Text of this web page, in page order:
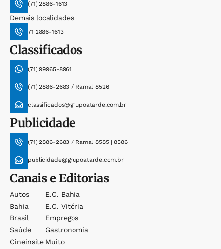
(71) 2886-1613
Demais localidades
71 2886-1613
Classificados
(71) 99965-8961
(71) 2886-2683 / Ramal 8526
classificados@grupoatarde.com.br
Publicidade
(71) 2886-2683 / Ramal 8585 | 8586
publicidade@grupoatarde.com.br
Canais e Editorias
Autos
Bahia
Brasil
Saúde
Cineinsite
E.c. Bahia
E.c. Vitória
Empregos
Gastronomia
Muito